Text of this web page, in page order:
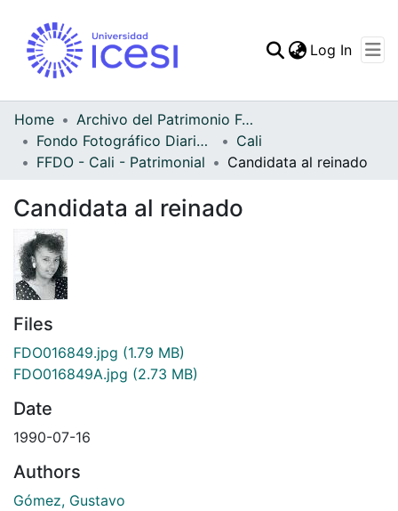
Statistics
Log In
Home
Archivo del Patrimonio Fotográfico y Fílmico del Valle del Cauca
Fondo Fotográfico Diario Occidente
Cali
FFDO - Cali - Patrimonial
Candidata al reinado
Candidata al reinado
Files
FDO016849.jpg (1.79 MB)
FDO016849A.jpg (2.73 MB)
Date
1990-07-16
Authors
Gómez, Gustavo